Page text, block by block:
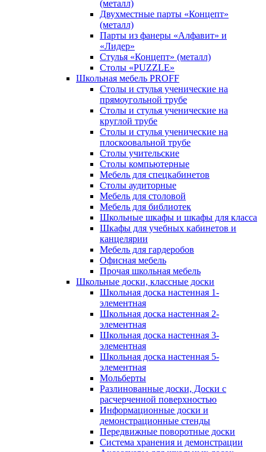
(металл)
Двухместные парты «Концепт»
(металл)
Парты из фанеры «Алфавит» и
«Лидер»
Стулья «Концепт» (металл)
Столы «PUZZLE»
Школьная мебель PROFF
Столы и стулья ученические на
прямоугольной трубе
Столы и стулья ученические на
круглой трубе
Столы и стулья ученические на
плоскоовальной трубе
Столы учительские
Столы компьютерные
Мебель для спецкабинетов
Столы аудиторные
Мебель для столовой
Мебель для библиотек
Школьные шкафы и шкафы для класса
Шкафы для учебных кабинетов и
канцелярии
Мебель для гардеробов
Офисная мебель
Прочая школьная мебель
Школьные доски, классные доски
Школьная доска настенная 1-
элементная
Школьная доска настенная 2-
элементная
Школьная доска настенная 3-
элементная
Школьная доска настенная 5-
элементная
Мольберты
Разлинованные доски, Доски с
расчерченной поверхностью
Информационные доски и
демонстрационные стенды
Передвижные поворотные доски
Система хранения и демонстрации